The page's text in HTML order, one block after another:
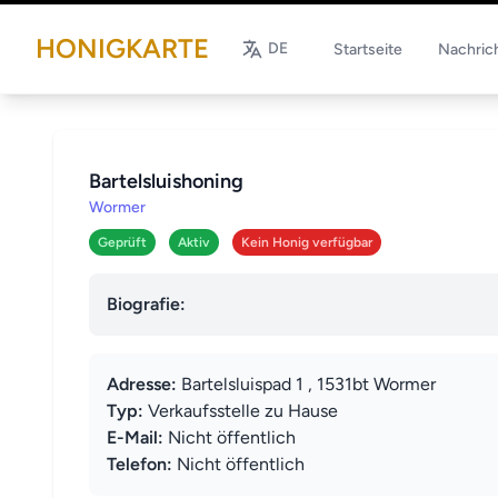
HONIGKARTE DE Startseite
Bartelsluishoning
Wormer
Geprüft Aktiv Kein Honig verfügbar
Biografie:
Adresse: Bartelsluispad 1 , 1531bt Wormer
Typ: Verkaufsstelle zu Hause
E-Mail: Nicht öffentlich
Telefon: Nicht öffentlich